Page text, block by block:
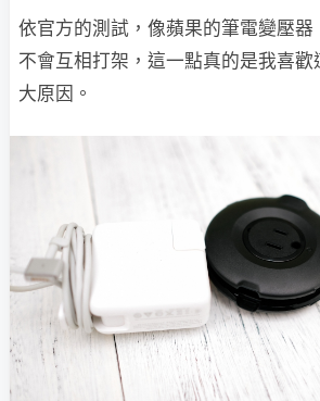
依官方的測試，像蘋果的筆電變壓器
不會互相打架，這一點真的是我喜
大原因。